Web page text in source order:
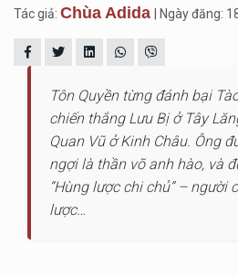
Tác giả: Chùa Adida | Ngày đăng:
Tôn Quyền từng đánh bại
chiến thắng Lưu Bị ở Tây
Quan Vũ ở Kinh Châu. Ông
ngợi là thần võ anh hào, và
“Hùng lược chi chủ” – người
lược…